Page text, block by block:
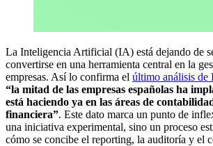
La Inteligencia Artificial (IA) está dejando de
convertirse en una herramienta central en la
empresas. Así lo confirma el último análisis de
“la mitad de las empresas españolas ha
está haciendo ya en las áreas de
financiera”. Este dato marca un punto de
una iniciativa experimental, sino un proceso
cómo se concibe el reporting, la auditoría y el